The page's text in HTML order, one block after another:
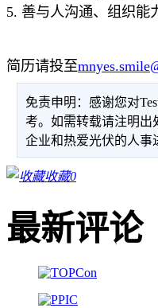
5. 善与人沟通、组织能
简历请投至
免责申明：感谢您对
考。如需转载请注明出
企业和热爱光伏的人事
收藏0
最新评论